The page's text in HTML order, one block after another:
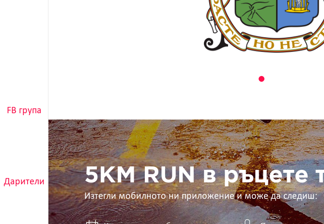
FB група
Дарители
5KM
RUN
в
ръцете
ти
5KM RUN в ръцете
Изтегли мобилното ни приложение и може да следиш: